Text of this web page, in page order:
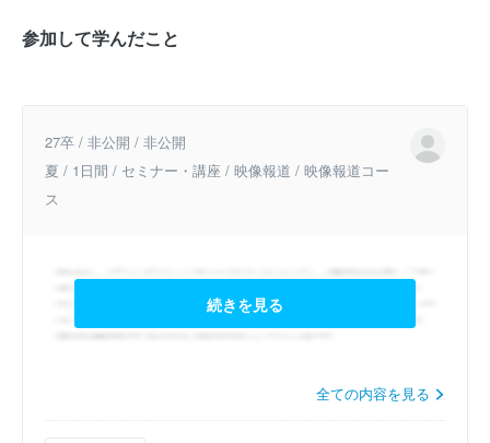
参加して学んだこと
27卒 / 非公開 / 非公開
夏 / 1日間 / セミナー・講座 / 映像報道 / 映像報道コー
ス
続きを見る
全ての内容を見る